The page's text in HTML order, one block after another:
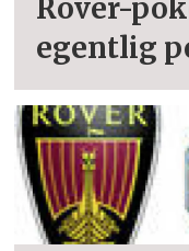
Rover-
egentlig